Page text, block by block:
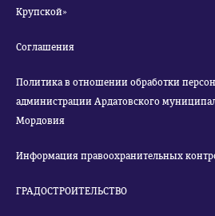
Крупской»
Соглашения
Политика в отношении обработки
администрации Ардатовского
Мордовия
Информация правоохранительных
ГРАДОСТРОИТЕЛЬСТВО